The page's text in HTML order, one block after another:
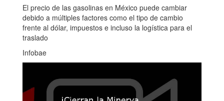
El precio de las gasolinas en México puede cambiar
debido a múltiples factores como el tipo de cambio
frente al dólar, impuestos e incluso la logística para el
traslado
Infobae